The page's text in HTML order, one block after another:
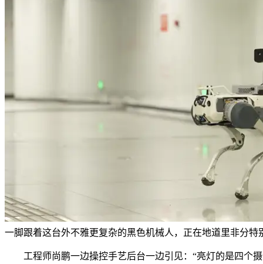
一脚跟着这台外不雅更复杂的黑色机械人，正在地道里非分特
工程师尚鹏一边操控手艺后台一边引见：“亮灯的是四个摄